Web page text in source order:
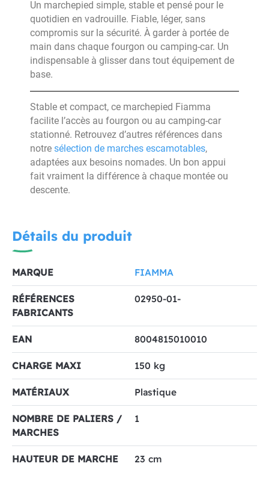
Un marchepied simple, stable et pensé pour le
quotidien en vadrouille. Fiable, léger, sans
compromis sur la sécurité. À garder à portée de
main dans chaque fourgon ou camping-car. Un
indispensable à glisser dans tout équipement de
base.
Stable et compact, ce marchepied Fiamma
facilite l’accès au fourgon ou au camping-car
stationné. Retrouvez d’autres références dans
notre sélection de marches escamotables,
adaptées aux besoins nomades. Un bon appui
fait vraiment la différence à chaque montée ou
descente.
Détails du produit
MARQUE FIAMMA
RÉFÉRENCES
FABRICANTS
02950-01-
EAN 8004815010010
CHARGE MAXI 150 kg
MATÉRIAUX Plastique
NOMBRE DE PALIERS /
MARCHES
1
HAUTEUR DE MARCHE 23 cm